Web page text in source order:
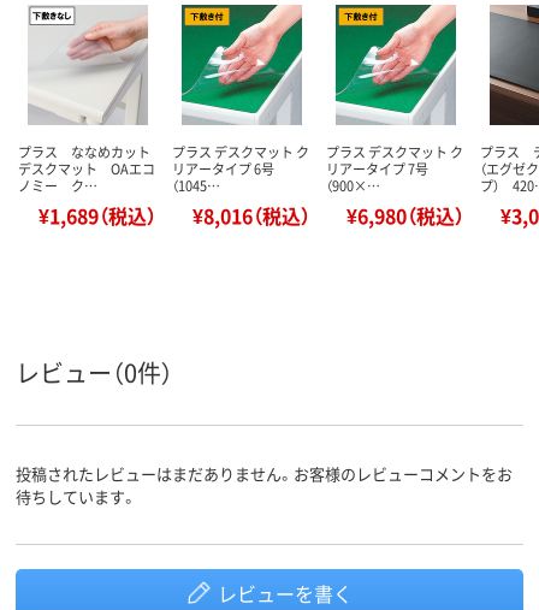
プラス ななめカット
デスクマット OAエコ
ノミー ク…
¥1,689（税込）
プラス デスクマット ク
リアータイプ 6号
（1045…
¥8,016（税込）
プラス デスクマット ク
リアータイプ 7号
（900×…
¥6,980（税込）
プラス
（エグゼ
プ）
レビュー（0件）
投稿されたレビューはまだありません。お客様のレビューコメントをお
待ちしています。
レビューを書く